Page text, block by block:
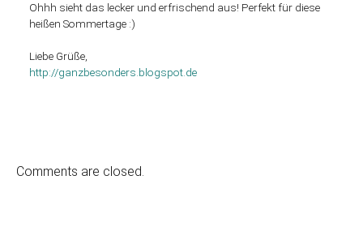
Ohhh sieht das lecker und erfrischend aus! Perfekt für diese
heißen Sommertage :)
Liebe Grüße,
http://ganzbesonders.blogspot.de
Comments are closed.